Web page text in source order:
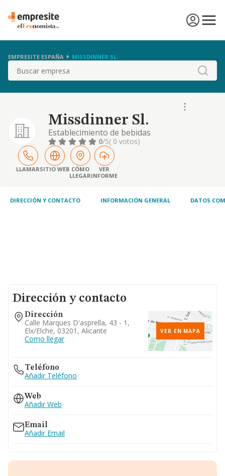
EMPRESITE ESPAÑA MISSDINNER SL.
Buscar
Missdinner Sl.
Establecimiento de bebidas
0/5( 0 votos)
LLAMARSITIO WEB CÓMO
LLEGAR
VER
INFORME
DIRECCIÓN Y CONTACTO INFORMACIÓN GENERAL DATOS
Dirección y contacto
Dirección
Calle Marques D'asprella, 43 - 1,
Elx/elche, 03201, Alicante
Como llegar
VER EN MAPA
Teléfono
Añadir Teléfono
Web
Añadir Web
Email
Añadir Email